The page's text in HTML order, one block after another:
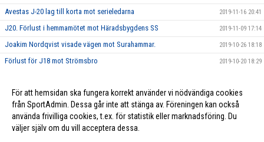
Avestas J-20 lag till korta mot serieledarna 2019-11-16 20:41
J20. Förlust i hemmamötet mot Häradsbygdens SS 2019-11-09 17:14
Joakim Nordqvist visade vägen mot Surahammar. 2019-10-26 18:18
Förlust för J18 mot Strömsbro 2019-10-20 18:29
Pelle Svärdh: "Det känns som vi har en härlig harmoni i truppen" 2019-10-17 09:56
För att hemsidan ska fungera korrekt använder vi nödvändiga cookies
från SportAdmin. Dessa går inte att stänga av. Föreningen kan också
använda frivilliga cookies, t.ex. för statistik eller marknadsföring. Du
väljer själv om du vill acceptera dessa.